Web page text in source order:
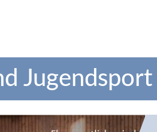
Jugendsport